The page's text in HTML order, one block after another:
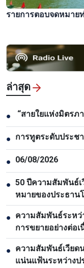
รายการตอบจดหมา
ล่าสุด
● “สายใยแห่งมิตรภ
● การทูตระดับประช
● 06/08/2026
● 50 ปีความสัมพันธ์
หมายของประธาน
รอบด้าน
● ความสัมพันธ์ระหว่
การขยายอย่างต่อเ
● ความสัมพันธ์เวียด
แน่นแฟ้นระหว่างป